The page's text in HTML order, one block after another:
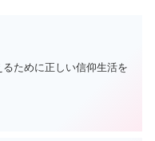
ために正しい信仰生活を